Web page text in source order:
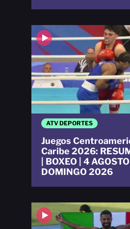
ATV DEPORTES
Juegos
Caribe 2026:
| BOXEO | 4
DOMINGO 2026